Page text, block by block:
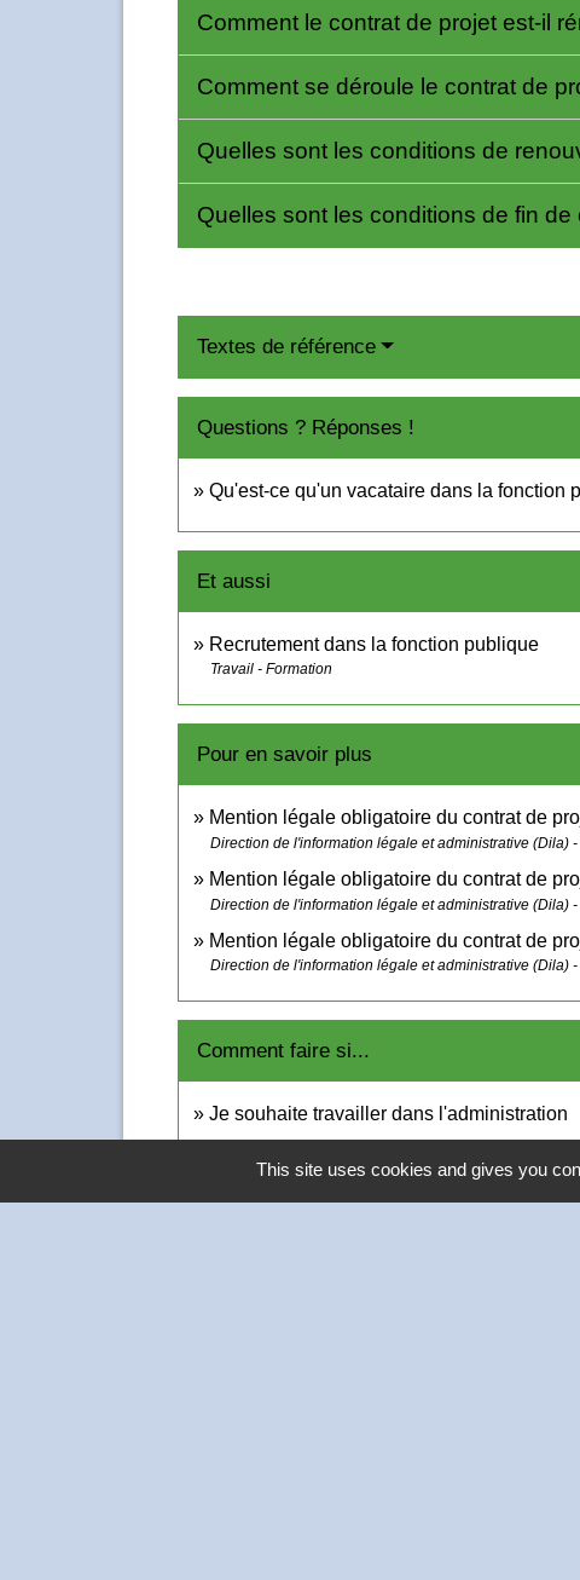
Comment le contrat de projet est-il
Comment se déroule le contrat de
Quelles sont les conditions de
Quelles sont les conditions de fin de
Textes de référence
Questions ? Réponses !
Qu'est-ce qu'un vacataire dans la fonction
Et aussi
Recrutement dans la fonction publique
Travail - Formation
Pour en savoir plus
Mention légale obligatoire du contrat de
Direction de l'information légale et administrative (Dila)
Mention légale obligatoire du contrat de
Direction de l'information légale et administrative (Dila)
Mention légale obligatoire du contrat de
Direction de l'information légale et administrative (Dila)
Comment faire si...
Je souhaite travailler dans l'administration
This site uses cookies and gives you